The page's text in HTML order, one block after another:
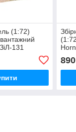
(1:72)
131
890